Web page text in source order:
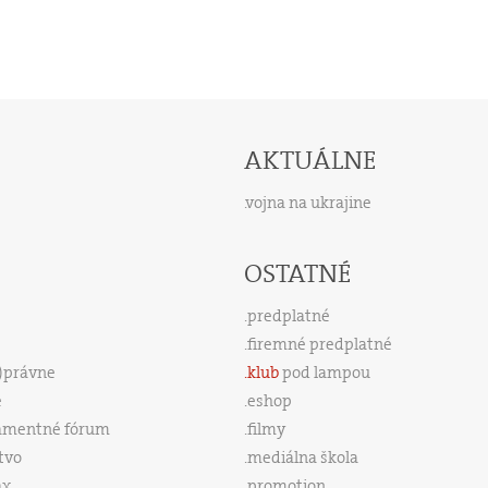
fórum
AKTUÁLNE
vojna na ukrajine
OSTATNÉ
predplatné
firemné predplatné
klubpod lampou
eshop
filmy
mediálna škola